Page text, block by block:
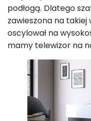
podłogą. Dlatego
zawieszona na takiej
oscylował na
mamy telewizor na